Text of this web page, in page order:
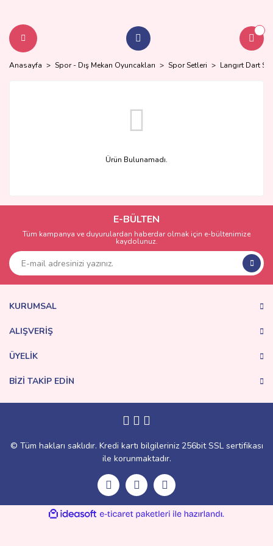
Anasayfa Spor - Dış Mekan Oyuncakları Spor Setleri Langırt Dart
Ürün Bulunamadı.
E-BÜLTEN
Tüm kampanya ve duyurulardan haberdar olmak için e-bültenimize
kaydolunuz.
KURUMSAL
ALIŞVERİŞ
ÜYELİK
BİZİ TAKİP EDİN
© Tüm hakları saklıdır. Kredi kartı bilgileriniz 256bit SSL sertifikası
ile korunmaktadır.
ideasoft
e-